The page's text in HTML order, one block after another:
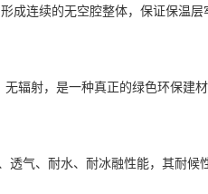
成连续的无空腔整体，保证保温层
辐射，是一种真正的绿色环保建
透气、耐水、耐冰融性能，其耐